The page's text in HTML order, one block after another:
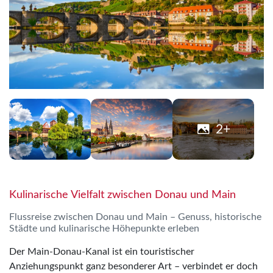
2+
Kulinarische Vielfalt zwischen Donau und Main
Flussreise zwischen Donau und Main – Genuss, historische
Städte und kulinarische Höhepunkte erleben
Der Main-Donau-Kanal ist ein touristischer
Anziehungspunkt ganz besonderer Art – verbindet er doch